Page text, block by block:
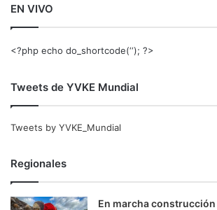
EN VIVO
<?php echo do_shortcode(‘‘); ?>
Tweets de YVKE Mundial
Tweets by YVKE_Mundial
Regionales
En marcha